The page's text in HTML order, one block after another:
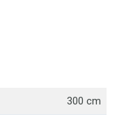
300 cm